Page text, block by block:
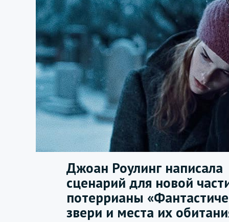
Джоан Роулинг написала
сценарий для новой
потеррианы
звери и места их